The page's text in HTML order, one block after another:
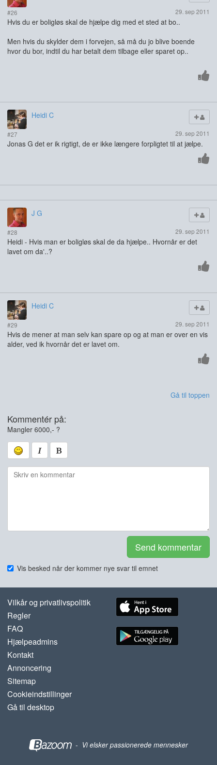
#26 29. sep 2011
Hvis du er boligløs skal de hjælpe dig med et sted at bo..
Men hvis du skylder dem i forvejen, så må du jo blive boende
hvor du bor, indtil du har betalt dem tilbage eller sparet op..
Heidi C
#27 29. sep 2011
Jonas G det er ik rigtigt, de er ikke længere forpligtet til at jælpe.
J G
#28 29. sep 2011
Heidi - Hvis man er boligløs skal de da hjælpe.. Hvornår er det
lavet om da'..?
Heidi C
#29 29. sep 2011
Hvis de mener at man selv kan spare op og at man er over en vis
alder, ved ik hvornår det er lavet om.
Gå til toppen
Kommentér på:
Mangler 6000,- ?
Send kommentar
Vis besked når der kommer nye svar til emnet
Vilkår og privatlivspolitik
Regler
FAQ
Hjælpeadmins
Kontakt
Annoncering
Sitemap
Cookieindstillinger
Gå til desktop
- Vi elsker passionerede mennesker